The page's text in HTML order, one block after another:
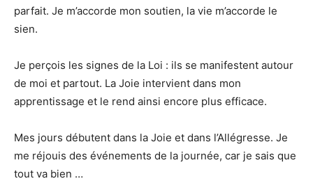
parfait. Je m’accorde mon soutien, la vie m’accorde le
sien.
Je perçois les signes de la Loi : ils se manifestent autour
de moi et partout. La Joie intervient dans mon
apprentissage et le rend ainsi encore plus efficace.
Mes jours débutent dans la Joie et dans l’Allégresse. Je
me réjouis des événements de la journée, car je sais que
tout va bien …